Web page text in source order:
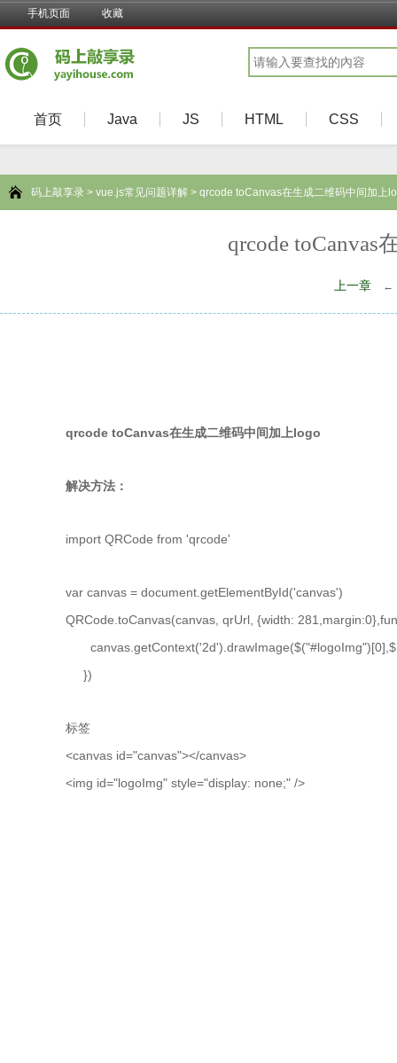
手机页面 收藏
首页 Java JS HTML CSS
码上敲享录 > vue.js常见问题详解 > qrcode toCanvas在生成二维码中间加上
qrcode toCanvas
上一章 ←
qrcode toCanvas在生成二维码中间加上logo
解决方法：
import QRCode from 'qrcode'
var canvas = document.getElementById('canvas')
QRCode.toCanvas(canvas, qrUrl, {width:
})
标签
<canvas id="canvas"></canvas>
<img id="logoImg" style="display: none;" />